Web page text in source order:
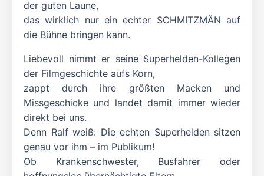
der guten Laune,
das wirklich nur ein echter SCHMITZMÄN auf
die Bühne bringen kann.
Liebevoll nimmt er seine Superhelden-Kollegen
der Filmgeschichte aufs Korn,
zappt durch ihre größten Macken und
Missgeschicke und landet damit immer wieder
direkt bei uns.
Denn Ralf weiß: Die echten Superhelden sitzen
genau vor ihm – im Publikum!
Ob Krankenschwester, Busfahrer oder